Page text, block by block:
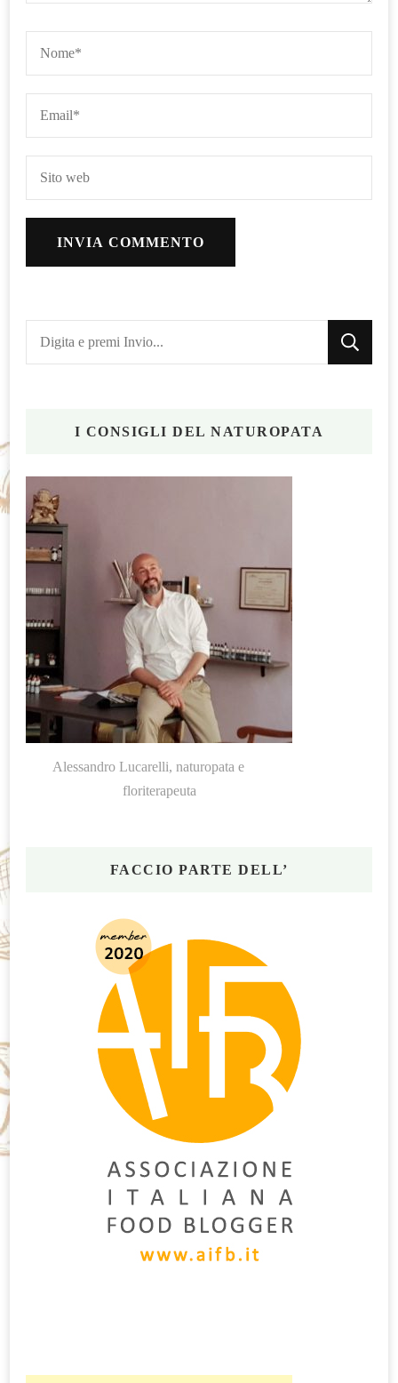
Cerchi
qualcosa?
I CONSIGLI DEL NATUROPATA
Alessandro Lucarelli, naturopata e
floriterapeuta
FACCIO PARTE DELL’